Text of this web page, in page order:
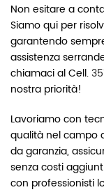
Non esitare a
Siamo qui per
garantendo
assistenza
chiamaci al Cell.
nostra priorità!
Lavoriamo con
qualità nel campo
da garanzia,
senza costi
con professionisti